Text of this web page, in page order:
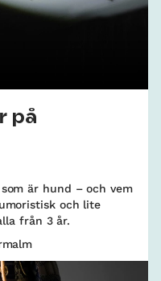
på
är hund – och vem
och lite
från 3 år.